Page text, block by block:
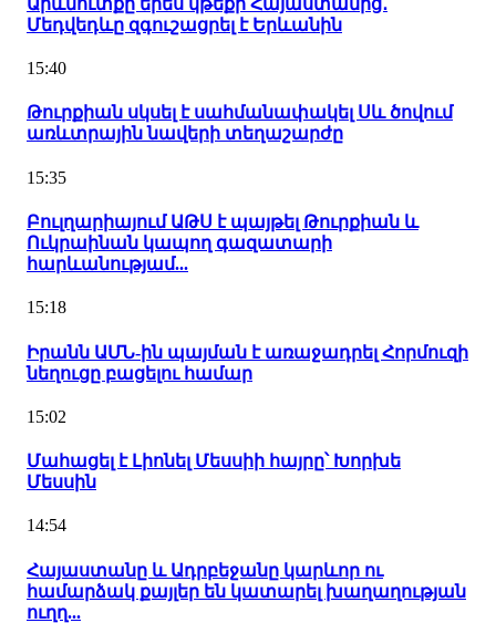
Արևմուտքը երես կթեքի Հայաստանից․
Մեդվեդևը զգուշացրել է Երևանին
15:40
Թուրքիան սկսել է սահմանափակել Սև ծովում
առևտրային նավերի տեղաշարժը
15:35
Բուլղարիայում ԱԹՍ է պայթել Թուրքիան և
Ուկրաինան կապող գազատարի
հարևանությամ...
15:18
Իրանն ԱՄՆ-ին պայման է առաջադրել Հորմուզի
նեղուցը բացելու համար
15:02
Մահացել է Լիոնել Մեսսիի հայրը՝ Խորխե
Մեսսին
14:54
Հայաստանը և Ադրբեջանը կարևոր ու
համարձակ քայլեր են կատարել խաղաղության
ուղղ...